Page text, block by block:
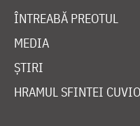
ÎNTREABĂ PREOTUL
MEDIA
ȘTIRI
HRAMUL SFINTEI